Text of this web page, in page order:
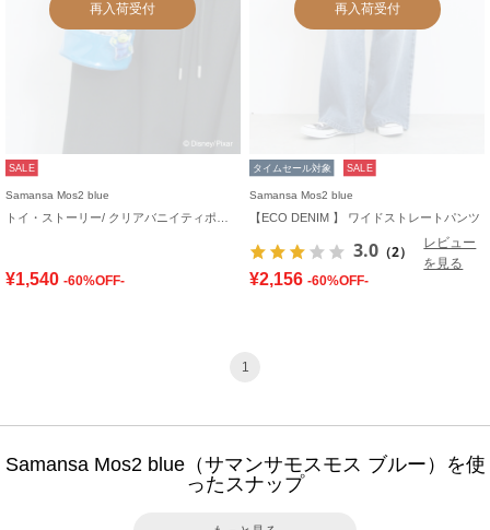
再入荷受付
SALE
Samansa Mos2 blue
¥1,540 -60%OFF-
再入荷受付
タイムセール対象 SALE
Samansa Mos2 blue
【ECO DENIM 】 ワイドストレートパンツ
3.0 （2）
レビュー
を見る
¥2,156 -60%OFF-
1
Samansa Mos2 blue（サマンサモスモス ブルー）を使
ったスナップ